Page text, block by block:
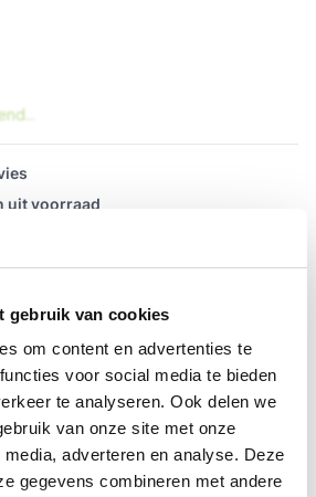
gebruik van cookies
om content en advertenties te
voor social media te bieden
te analyseren. Ook delen we
van onze site met onze
adverteren en analyse. Deze
gegevens combineren met andere
uit voorraad
1/4" x 8mm